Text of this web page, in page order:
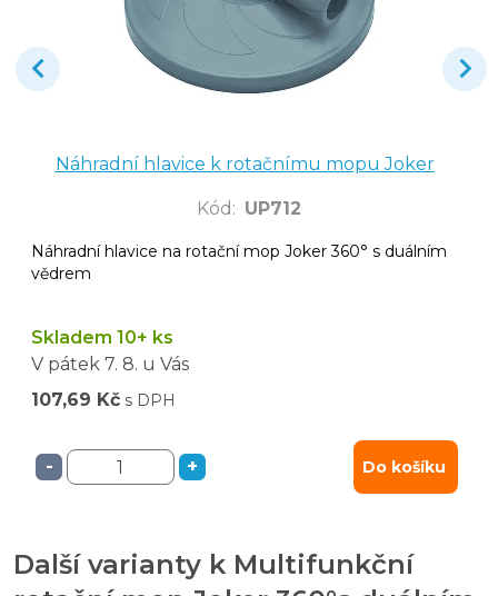
Náhradní hlavice k rotačnímu mopu Joker
Kód : UP712
Náhradní hlavice na rotační mop Joker 360° s duálním
vědrem
Skladem 10+ ks
V pátek 7. 8. u Vás
107,69 Kč s DPH
- + Do košíku
Další varianty k Multifunkční